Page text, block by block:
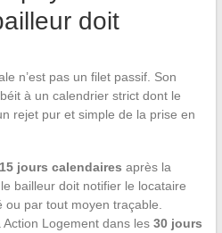
doit
n’est pas un filet passif. Son
à un calendrier strict dont le
rejet pur et simple de la prise en
jours calendaires après la
bailleur doit notifier le locataire
ou par tout moyen traçable.
Action Logement dans les 30 jours